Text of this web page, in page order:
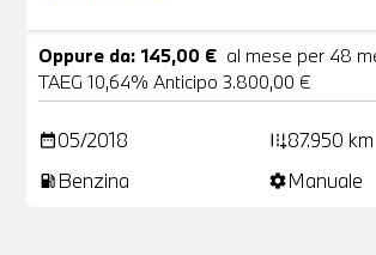
Oppure da: 145,00 € al mese per 48
TAEG 10,64% Anticipo 3.800,00 €
date_range05/2018 add_road87.950 km
local_gas_station Benzina settingsManuale